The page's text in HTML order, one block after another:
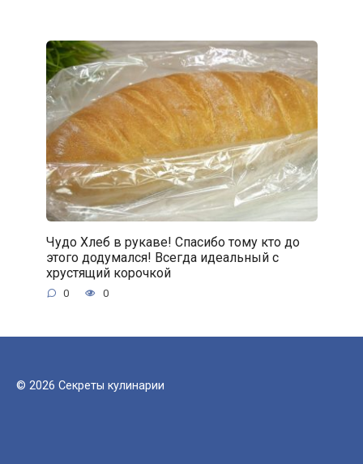
Чудо Хлеб в рукаве! Спасибо тому кто до
этого додумался! Всегда идеальный с
хрустящий корочкой
0 0
© 2026 Секреты кулинарии